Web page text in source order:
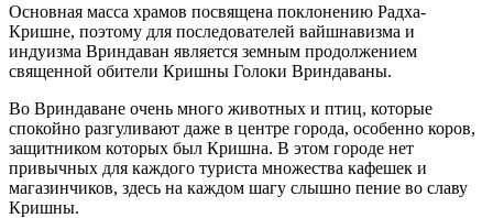
Основная масса храмов посвящена поклонению Радха-
Кришне, поэтому для последователей вайшнавизма и
индуизма Вриндаван является земным продолжением
священной обители Кришны Голоки Вриндаваны.
Во Вриндаване очень много животных и птиц, которые
спокойно разгуливают даже в центре города, особенно коров,
защитником которых был Кришна. В этом городе нет
привычных для каждого туриста множества кафешек и
магазинчиков, здесь на каждом шагу слышно пение во славу
Кришны.